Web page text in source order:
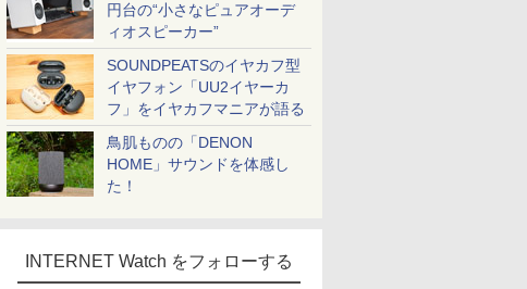
円台の“小さなピュアオーデ
ィオスピーカー”
SOUNDPEATSのイヤカフ型
イヤフォン「UU2イヤーカ
フ」をイヤカフマニアが語る
鳥肌ものの「DENON
HOME」サウンドを体感し
た！
INTERNET Watch をフォローする